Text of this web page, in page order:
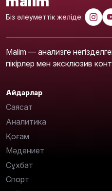
Біз әлеуметтік желіде:
Malim — анализге
пікірлер мен эксклюзив
Айдарлар
Саясат
Аналитика
Қоғам
Мәдениет
Сұхбат
Спорт